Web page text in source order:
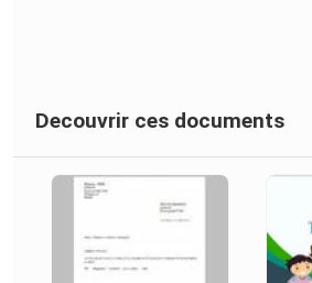
Decouvrir ces documents